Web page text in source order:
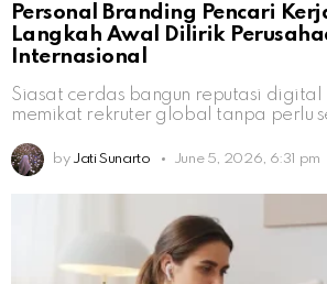
Personal Branding Pencari
Langkah Awal Dilirik
Internasional
Siasat cerdas bangun reputasi digital
memikat rekruter global tanpa perlu
by Jati Sunarto June 5, 2026, 6:31 pm